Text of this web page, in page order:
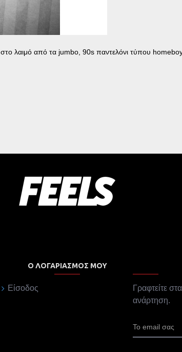
λαιμό από τα jumbo, 90s παντελόνι τύπου homeboy
Ο ΛΟΓΑΡΙΑΣΜΌΣ ΜΟΥ
Είσοδος
Γραφτείτε
ανάρτηση.